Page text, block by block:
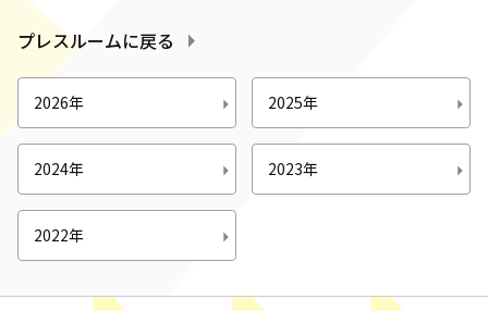
プレスルームに戻る
2026年 2025年
2024年 2023年
2022年